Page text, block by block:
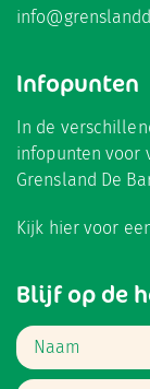
Infopunten
In de
infopunten voor
Grensland De
Kijk hiervoor
Blijf op de